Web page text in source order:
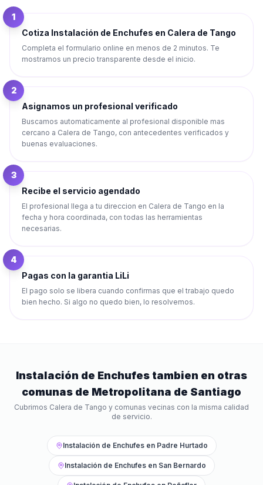
1
Cotiza Instalación de Enchufes en Calera de Tango
Completa el formulario online en menos de 2 minutos. Te
mostramos un precio transparente desde el inicio.
2
Asignamos un profesional verificado
Buscamos automaticamente al profesional disponible mas
cercano a Calera de Tango, con antecedentes verificados y
buenas evaluaciones.
3
Recibe el servicio agendado
El profesional llega a tu direccion en Calera de Tango en la
fecha y hora coordinada, con todas las herramientas
necesarias.
4
Pagas con la garantia LiLi
El pago solo se libera cuando confirmas que el trabajo quedo
bien hecho. Si algo no quedo bien, lo resolvemos.
Instalación de Enchufes tambien en otras
comunas de Metropolitana de Santiago
Cubrimos Calera de Tango y comunas vecinas con la misma calidad
de servicio.
Instalación de Enchufesen Padre Hurtado
Instalación de Enchufesen San Bernardo